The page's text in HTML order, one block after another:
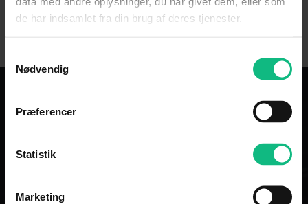
de har indsamlet fra din brug af deres tjenester.
Nødvendig
Præferencer
Statistik
Marketing
ELBIL